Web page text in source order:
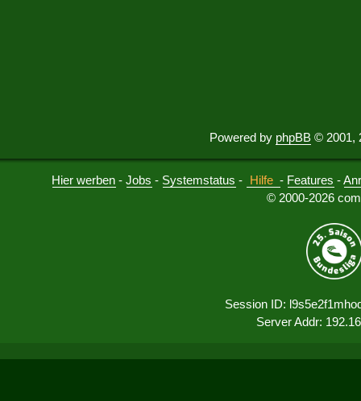
Powered by phpBB © 2001,
Hier werben -Jobs - Systemstatus - Hilfe - Features -
© 2000-2026
Session ID:
Server Addr: